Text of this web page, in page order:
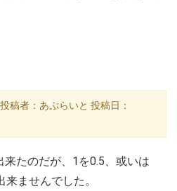
投稿者：あぷらいと 投稿日：
たのだが、1を0.5、或いは
ませんでした。